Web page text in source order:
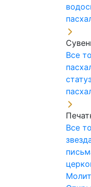
Все
Все